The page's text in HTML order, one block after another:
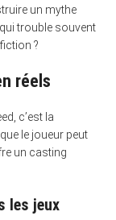
un mythe
trouble souvent
?
réels
c’est la
le joueur peut
un casting
les jeux